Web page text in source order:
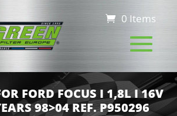
0 Items
FORD FOCUS I 1,8L I 16V
98>04 REF. P950296